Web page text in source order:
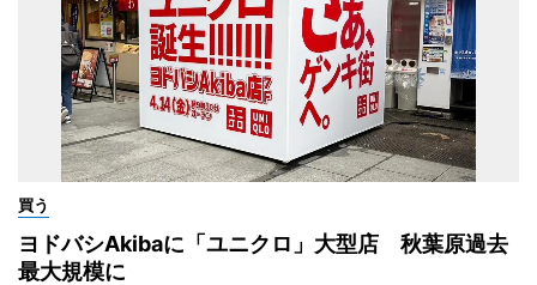
買う
ヨドバシAkibaに「ユニクロ」大型店 秋葉原過去
最大規模に